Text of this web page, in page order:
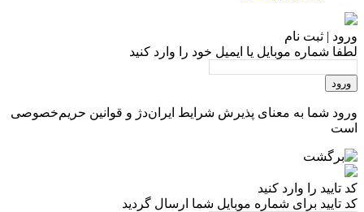
ورود | ثبت نام
لطفا شماره موبایل یا ایمیل خود را وارد کنید
ورود
ورود شما به معنای پذیرش شرایط ایران‌دژ و قوانین حریم‌خصوصی
است
کد تایید را وارد کنید
کد تایید برای شماره موبایل شما ارسال گردید